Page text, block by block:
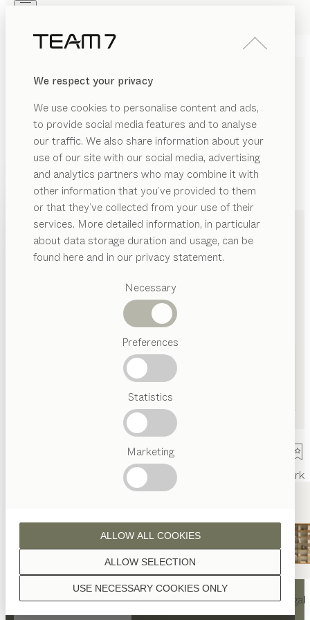
We respect your privacy
We use cookies to personalise content and ads,
to provide social media features and to analyse
our traffic. We also share information about your
use of our site with our social media, advertising
and analytics partners who may combine it with
other information that you’ve provided to them
or that they’ve collected from your use of their
services. More detailed information, in particular
about data storage duration and usage, can be
found here and in our privacy statement.
Necessary
Preferences
Statistics
Marketing
USE NECESSARY COOKIES ONLY
ALLOW SELECTION
ALLOW ALL COOKIES
PRODUKTE
INSPIRATION
HÄNDLER
Vorgeschlagene
Kategorien
Österreichisches
Handwerk
nyaTisch nyaStuhl filignoRegal
PRODUKTE
INSPIRATION
ÜBER UNS
+49 69 4800450
Referenzen Kontakt
KONTAKT
TEAM 7 Frankfurt